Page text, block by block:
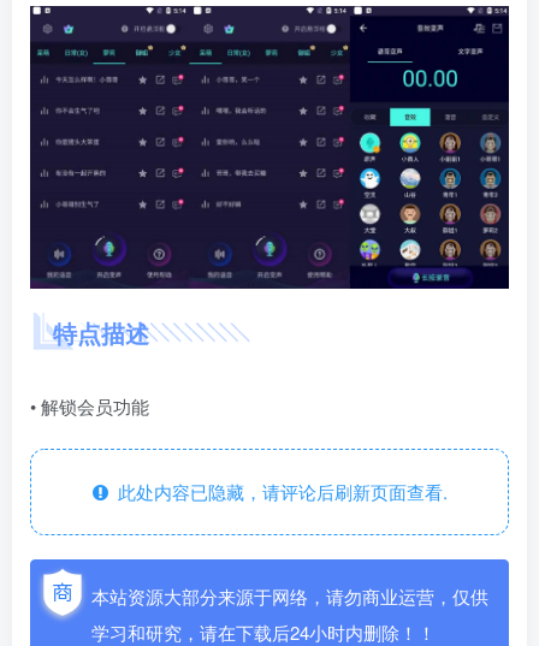
特点描述
• 解锁会员功能
此处内容已隐藏，请评论后刷新页面查看.
本站资源大部分来源于网络，请勿商业运营，仅供
学习和研究，请在下载后24小时内删除！！